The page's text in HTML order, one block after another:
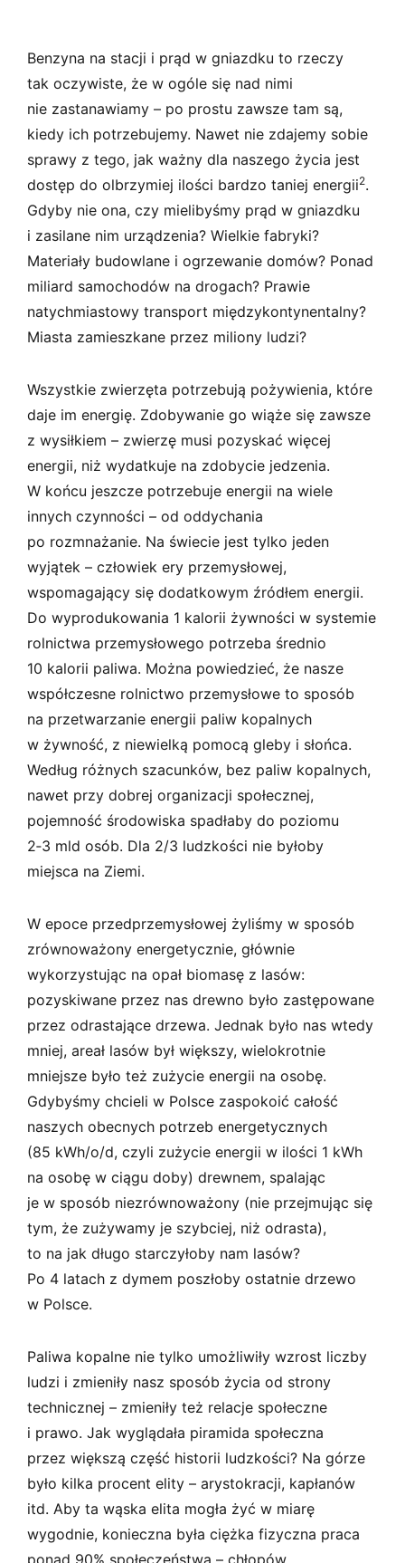
Benzyna na stacji i prąd w gniazdku to rzeczy
tak oczywiste, że w ogóle się nad nimi
nie zastanawiamy – po prostu zawsze tam są,
kiedy ich potrzebujemy. Nawet nie zdajemy sobie
sprawy z tego, jak ważny dla naszego życia jest
dostęp do olbrzymiej ilości bardzo taniej energii2.
Gdyby nie ona, czy mielibyśmy prąd w gniazdku
i zasilane nim urządzenia? Wielkie fabryki?
Materiały budowlane i ogrzewanie domów? Ponad
miliard samochodów na drogach? Prawie
natychmiastowy transport międzykontynentalny?
Miasta zamieszkane przez miliony ludzi?
Wszystkie zwierzęta potrzebują pożywienia, które
daje im energię. Zdobywanie go wiąże się zawsze
z wysiłkiem – zwierzę musi pozyskać więcej
energii, niż wydatkuje na zdobycie jedzenia.
W końcu jeszcze potrzebuje energii na wiele
innych czynności – od oddychania
po rozmnażanie. Na świecie jest tylko jeden
wyjątek – człowiek ery przemysłowej,
wspomagający się dodatkowym źródłem energii.
Do wyprodukowania 1 kalorii żywności w systemie
rolnictwa przemysłowego potrzeba średnio
10 kalorii paliwa. Można powiedzieć, że nasze
współczesne rolnictwo przemysłowe to sposób
na przetwarzanie energii paliw kopalnych
w żywność, z niewielką pomocą gleby i słońca.
Według różnych szacunków, bez paliw kopalnych,
nawet przy dobrej organizacji społecznej,
pojemność środowiska spadłaby do poziomu
2‑3 mld osób. Dla 2/3 ludzkości nie byłoby
miejsca na Ziemi.
W epoce przedprzemysłowej żyliśmy w sposób
zrównoważony energetycznie, głównie
wykorzystując na opał biomasę z lasów:
pozyskiwane przez nas drewno było zastępowane
przez odrastające drzewa. Jednak było nas wtedy
mniej, areał lasów był większy, wielokrotnie
mniejsze było też zużycie energii na osobę.
Gdybyśmy chcieli w Polsce zaspokoić całość
naszych obecnych potrzeb energetycznych
(85 kWh/o/d, czyli zużycie energii w ilości 1 kWh
na osobę w ciągu doby) drewnem, spalając
je w sposób niezrównoważony (nie przejmując się
tym, że zużywamy je szybciej, niż odrasta),
to na jak długo starczyłoby nam lasów?
Po 4 latach z dymem poszłoby ostatnie drzewo
w Polsce.
Paliwa kopalne nie tylko umożliwiły wzrost liczby
ludzi i zmieniły nasz sposób życia od strony
technicznej – zmieniły też relacje społeczne
i prawo. Jak wyglądała piramida społeczna
przez większą część historii ludzkości? Na górze
było kilka procent elity – arystokracji, kapłanów
itd. Aby ta wąska elita mogła żyć w miarę
wygodnie, konieczna była ciężka fizyczna praca
ponad 90% społeczeństwa – chłopów